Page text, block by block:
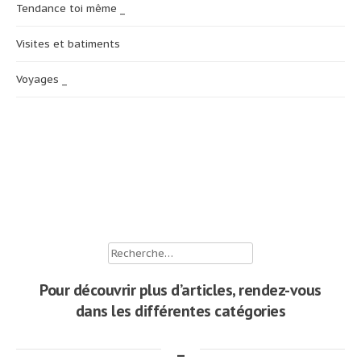
Tendance toi même _
Visites et batiments
Voyages _
Rechercher :
Pour découvrir plus d’articles, rendez-vous
dans les différentes catégories